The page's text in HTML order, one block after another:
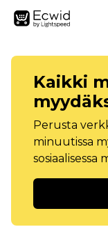
Kaikki
Perusta
minuutissa
sosiaalisessa